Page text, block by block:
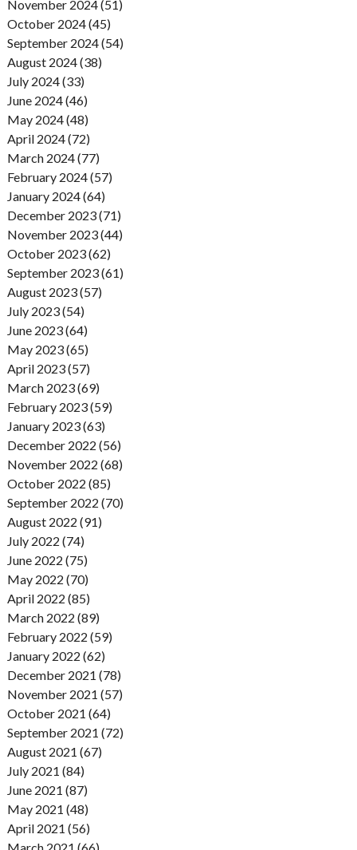
November 2024 (51)
October 2024 (45)
September 2024 (54)
August 2024 (38)
July 2024 (33)
June 2024 (46)
May 2024 (48)
April 2024 (72)
March 2024 (77)
February 2024 (57)
January 2024 (64)
December 2023 (71)
November 2023 (44)
October 2023 (62)
September 2023 (61)
August 2023 (57)
July 2023 (54)
June 2023 (64)
May 2023 (65)
April 2023 (57)
March 2023 (69)
February 2023 (59)
January 2023 (63)
December 2022 (56)
November 2022 (68)
October 2022 (85)
September 2022 (70)
August 2022 (91)
July 2022 (74)
June 2022 (75)
May 2022 (70)
April 2022 (85)
March 2022 (89)
February 2022 (59)
January 2022 (62)
December 2021 (78)
November 2021 (57)
October 2021 (64)
September 2021 (72)
August 2021 (67)
July 2021 (84)
June 2021 (87)
May 2021 (48)
April 2021 (56)